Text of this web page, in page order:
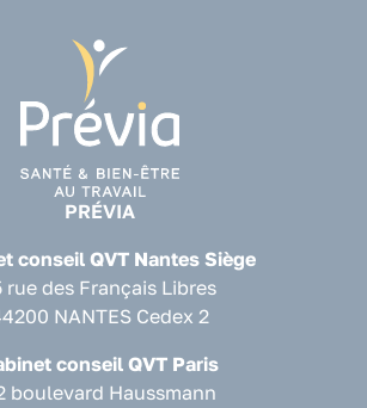
PRÉVIA
conseil QVT Nantes Siège
rue des Français Libres
NANTES Cedex 2
conseil QVT Paris
boulevard Haussmann